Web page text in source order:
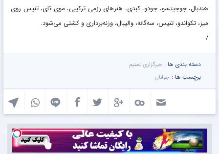
هندبال، جوجیتسو، جودو، کبدی، هنرهای رزمی ترکیبی، موی تای، تنیس روی
میز، تکواندو، تنیس، سه‌گانه، والیبال، وزنه‌برداری و کشتی می‌شود.
/
دسته بندی ها : خبرگزاری تسنیم
برچسب ها : جوانان